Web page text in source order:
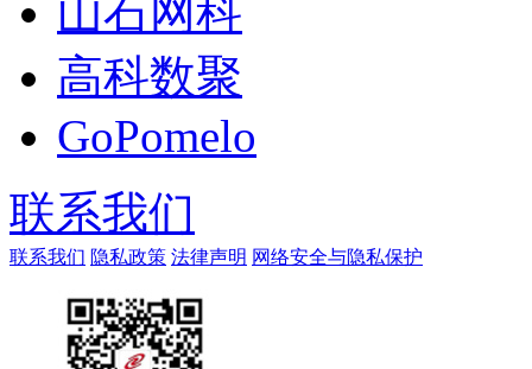
山石网科
高科数聚
GoPomelo
联系我们
联系我们 隐私政策 法律声明 网络安全与隐私保护